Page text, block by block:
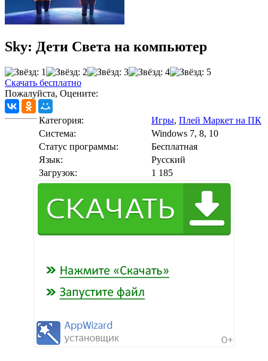
Sky: Дети Света на компьютер
Скачать бесплатно
Пожалуйста, Оцените:
Категория: Игры, Плей Маркет на ПК
Cистема:
Windows 7, 8, 10
Статус программы:
Бесплатная
Язык:
Русский
Загрузок:
1 185